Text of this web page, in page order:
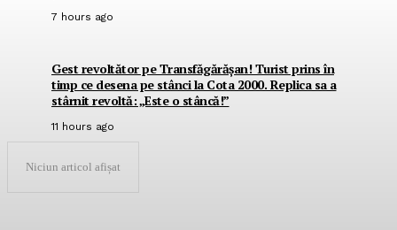
7 hours ago
Gest revoltător pe Transfăgărășan! Turist prins în
timp ce desena pe stânci la Cota 2000. Replica sa a
stârnit revoltă: „Este o stâncă!”
11 hours ago
Niciun articol afișat